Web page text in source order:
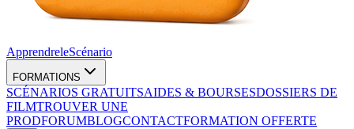
ApprendreleScénario
FORMATIONS
SCÉNARIOS GRATUITSAIDES & BOURSESDOSSIERS DE
FILMTROUVER UNE
PRODFORUMBLOGCONTACTFORMATION OFFERTE